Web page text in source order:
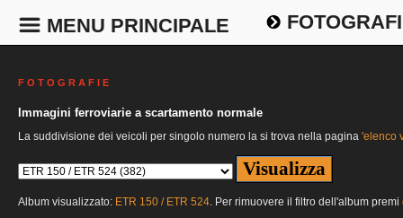
MENU PRINCIPALE
F O T O G R A F I E
Immagini ferroviarie a scartamento normale
La suddivisione dei veicoli per singolo numero la si trova nella pagina 'elenco
Album visualizzato: ETR 150 / ETR 524. Per rimuovere il filtro dell'album premi